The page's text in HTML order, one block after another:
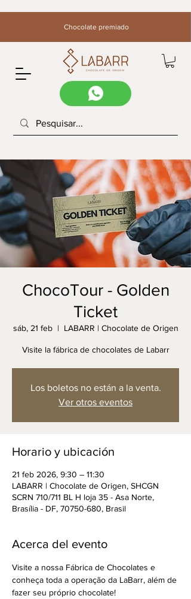
Chocolate premiado
ChocoTour - Golden
Ticket
sáb, 21 feb
  |
LABARR | Chocolate de Origen
Visite la fábrica de chocolates de Labarr
Los boletos no están a la venta.
Ver otros eventos
Horario y ubicación
21 feb 2026, 9:30 – 11:30
LABARR | Chocolate de Origen, SHCGN
SCRN 710/711 BL H loja 35 - Asa Norte,
Brasília - DF, 70750-680, Brasil
Acerca del evento
Visite a nossa Fábrica de Chocolates e
conheça toda a operação da LaBarr, além de
fazer seu próprio chocolate!